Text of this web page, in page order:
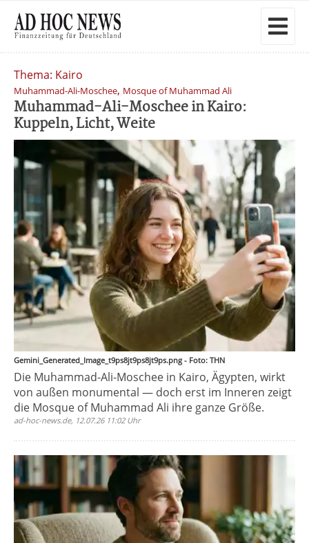
Thema: Kairo
Muhammad-Ali-Moschee, Mosque of Muhammad Ali
Muhammad-Ali-Moschee in Kairo:
Kuppeln, Licht, Weite
Gemini_Generated_Image_t9ps8jt9ps8jt9ps.png - Foto: THN
Die Muhammad-Ali-Moschee in Kairo, Ägypten, wirkt
von außen monumental — doch erst im Inneren zeigt
die Mosque of Muhammad Ali ihre ganze Größe.
ad-hoc-news.de, 12.07.26 11:02 Uhr